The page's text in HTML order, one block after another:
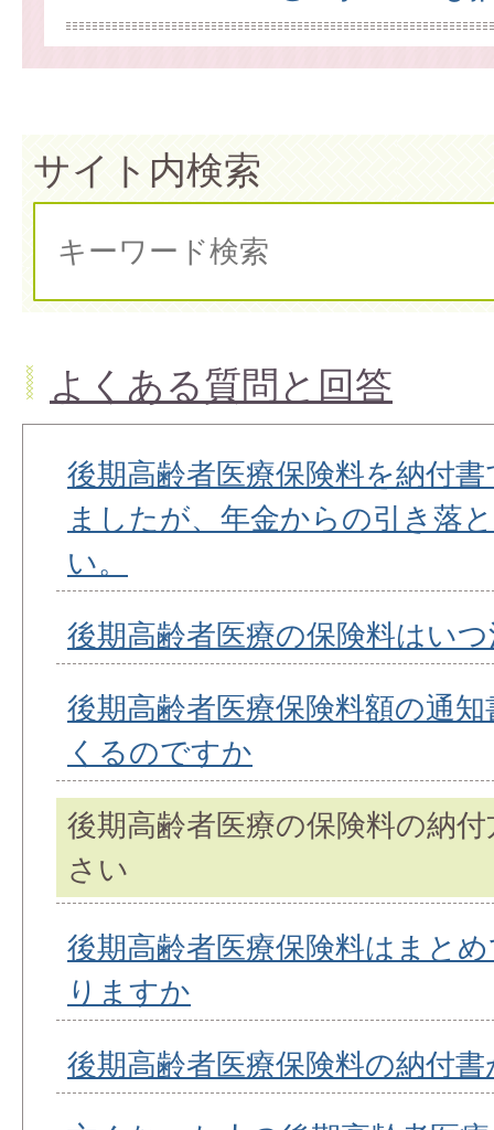
サイト内検索
よくある質問と回答
後期高齢者医療保険料を納付
ましたが、年金からの引き落
い。
後期高齢者医療の保険料はい
後期高齢者医療保険料額の通
くるのですか
後期高齢者医療の保険料の納
さい
後期高齢者医療保険料はまと
りますか
後期高齢者医療保険料の納付